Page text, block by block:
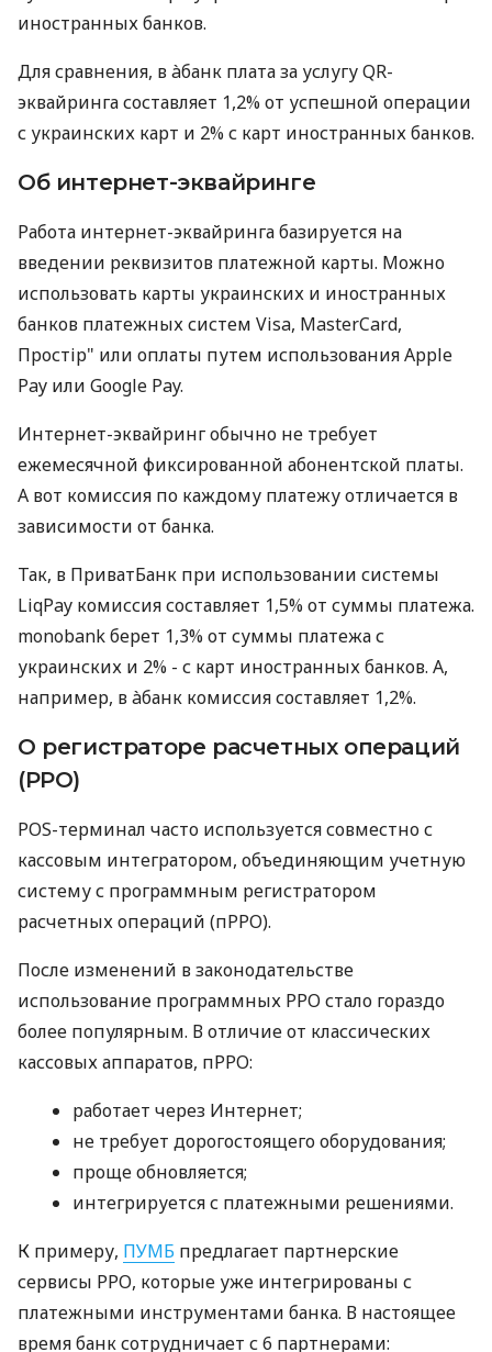
иностранных банков.
Для сравнения, в àбанк плата за услугу QR-
эквайринга составляет 1,2% от успешной операции
с украинских карт и 2% с карт иностранных банков.
Об интернет-эквайринге
Работа интернет-эквайринга базируется на
введении реквизитов платежной карты. Можно
использовать карты украинских и иностранных
банков платежных систем Visa, MasterCard,
Простір" или оплаты путем использования Apple
Pay или Google Pay.
Интернет-эквайринг обычно не требует
ежемесячной фиксированной абонентской платы.
А вот комиссия по каждому платежу отличается в
зависимости от банка.
Так, в ПриватБанк при использовании системы
LiqPay комиссия составляет 1,5% от суммы платежа.
monobank берет 1,3% от суммы платежа с
украинских и 2% - с карт иностранных банков. А,
например, в àбанк комиссия составляет 1,2%.
О регистраторе расчетных операций
(РРО)
POS-терминал часто используется совместно с
кассовым интегратором, объединяющим учетную
систему с программным регистратором
расчетных операций (пРРО).
После изменений в законодательстве
использование программных РРО стало гораздо
более популярным. В отличие от классических
кассовых аппаратов, пРРО:
работает через Интернет;
не требует дорогостоящего оборудования;
проще обновляется;
интегрируется с платежными решениями.
К примеру, ПУМБ предлагает партнерские
сервисы РРО, которые уже интегрированы с
платежными инструментами банка. В настоящее
время банк сотрудничает с 6 партнерами: